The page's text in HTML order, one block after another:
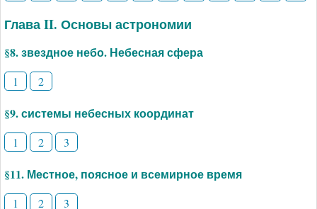
Глава II. Основы астрономии
§8. звездное небо. Небесная сфера
1 2
§9. системы небесных координат
1 2 3
§11. Местное, поясное и всемирное время
1 2 3